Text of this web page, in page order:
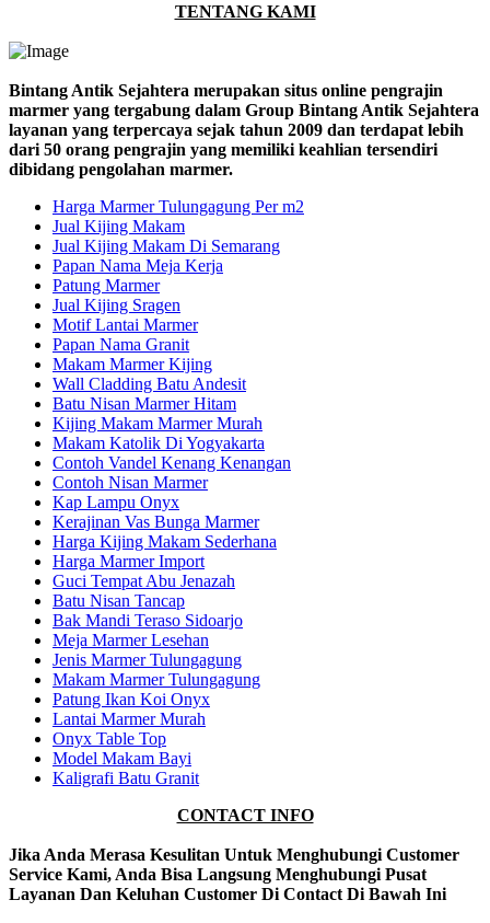
TENTANG KAMI
Bintang Antik Sejahtera merupakan situs online pengrajin
marmer yang tergabung dalam Group Bintang Antik Sejahtera
layanan yang terpercaya sejak tahun 2009 dan terdapat lebih
dari 50 orang pengrajin yang memiliki keahlian tersendiri
dibidang pengolahan marmer.
Harga Marmer Tulungagung Per m2
Jual Kijing Makam
Jual Kijing Makam Di Semarang
Papan Nama Meja Kerja
Patung Marmer
Jual Kijing Sragen
Motif Lantai Marmer
Papan Nama Granit
Makam Marmer Kijing
Wall Cladding Batu Andesit
Batu Nisan Marmer Hitam
Kijing Makam Marmer Murah
Makam Katolik Di Yogyakarta
Contoh Vandel Kenang Kenangan
Contoh Nisan Marmer
Kap Lampu Onyx
Kerajinan Vas Bunga Marmer
Harga Kijing Makam Sederhana
Harga Marmer Import
Guci Tempat Abu Jenazah
Batu Nisan Tancap
Bak Mandi Teraso Sidoarjo
Meja Marmer Lesehan
Jenis Marmer Tulungagung
Makam Marmer Tulungagung
Patung Ikan Koi Onyx
Lantai Marmer Murah
Onyx Table Top
Model Makam Bayi
Kaligrafi Batu Granit
CONTACT INFO
Jika Anda Merasa Kesulitan Untuk Menghubungi Customer
Service Kami, Anda Bisa Langsung Menghubungi Pusat
Layanan Dan Keluhan Customer Di Contact Di Bawah Ini